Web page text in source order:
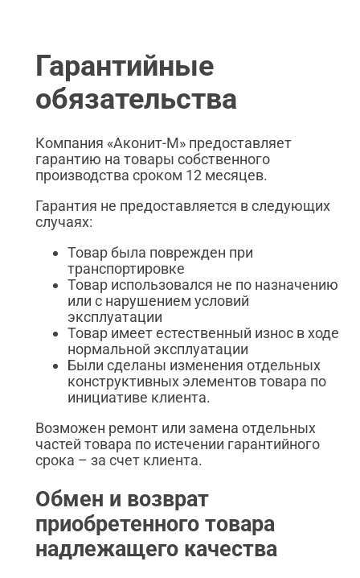
Гарантийные
обязательства
Компания «Аконит-М» предоставляет
гарантию на товары собственного
производства сроком 12 месяцев.
Гарантия не предоставляется в следующих
случаях:
Товар была поврежден при
транспортировке
Товар использовался не по назначению
или с нарушением условий
эксплуатации
Товар имеет естественный износ в ходе
нормальной эксплуатации
Были сделаны изменения отдельных
конструктивных элементов товара по
инициативе клиента.
Возможен ремонт или замена отдельных
частей товара по истечении гарантийного
срока – за счет клиента.
Обмен и возврат
приобретенного товара
надлежащего качества